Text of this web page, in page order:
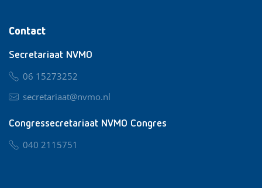
Contact
Secretariaat NVMO
06 15273252
secretariaat@nvmo.nl
Congressecretariaat NVMO Congres
040 2115751